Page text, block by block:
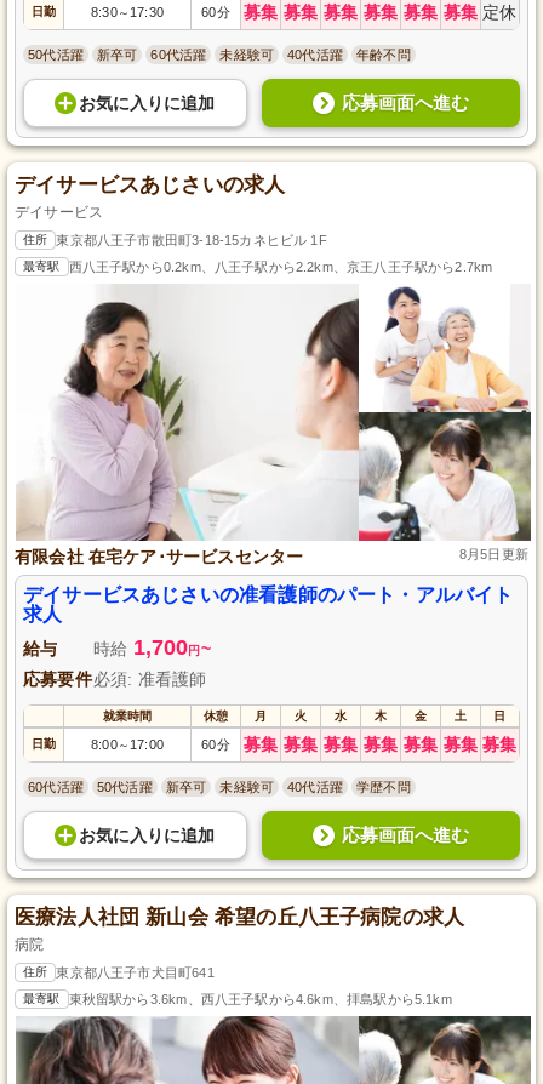
日勤 8:30～ 17:30 60分 募集 募集 募集 募集 募集 募集 定休
50代活躍 新卒可 60代活躍 未経験可 40代活躍 年齢不問
お気に入り に追加 応募画面へ進む
デイサービスあじさいの求人
デイサービス
住所 東京都八王子市散田町3-18-15カネヒビル 1F
最寄駅 西八王子駅から0.2km、八王子駅から2.2km、京王八王子駅から2.7km
有限会社 在宅ケア･サービスセンター 8月5日更新
デイサービスあじさいの准看護師のパート・アルバイト
求人
給与 時給 1,700円 ~
応募要件必須: 准看護師
就業時間 休憩 月 火 水 木 金 土 日
日勤 8:00～ 17:00 60分 募集 募集 募集 募集 募集 募集 募集
60代活躍 50代活躍 新卒可 未経験可 40代活躍 学歴不問
お気に入り に追加 応募画面へ進む
医療法人社団 新山会 希望の丘八王子病院の求人
病院
住所 東京都八王子市犬目町641
最寄駅 東秋留駅から3.6km、西八王子駅から4.6km、拝島駅から5.1km